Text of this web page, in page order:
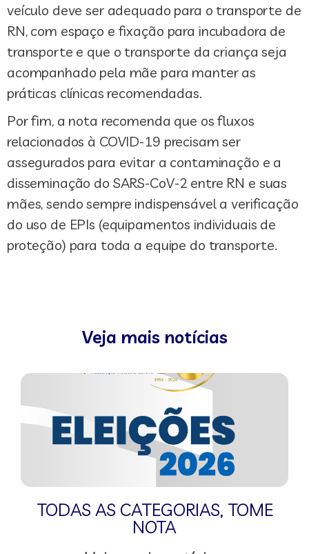
veículo deve ser adequado para o transporte de
RN, com espaço e fixação para incubadora de
transporte e que o transporte da criança seja
acompanhado pela mãe para manter as
práticas clínicas recomendadas.
Por fim, a nota recomenda que os fluxos
relacionados à COVID-19 precisam ser
assegurados para evitar a contaminação e a
disseminação do SARS-CoV-2 entre RN e suas
mães, sendo sempre indispensável a verificação
do uso de EPIs (equipamentos individuais de
proteção) para toda a equipe do transporte.
Veja mais notícias
TODAS AS CATEGORIAS, TOME
NOTA